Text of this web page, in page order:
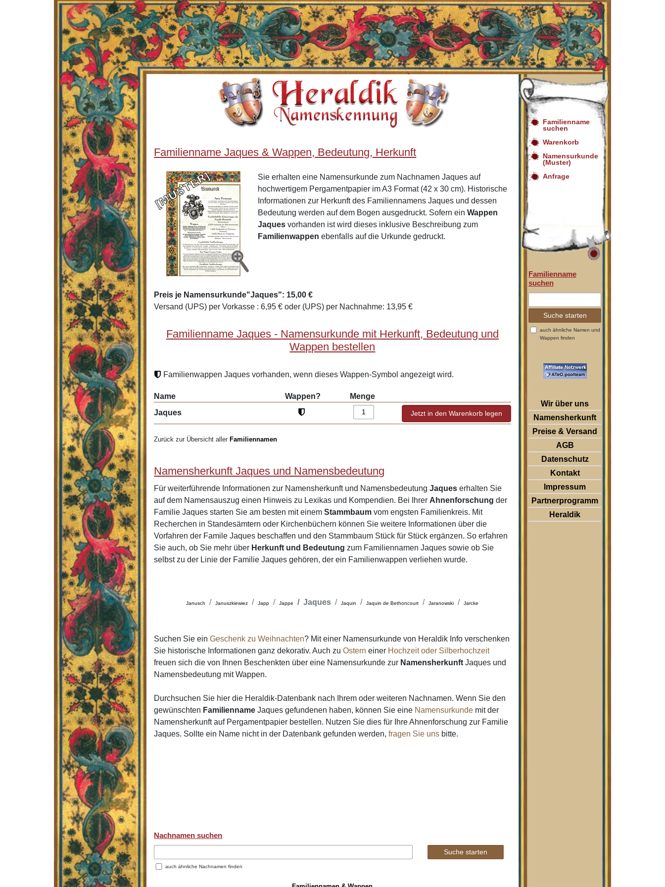
Familienname Jaques & Wappen, Bedeutung, Herkunft
Sie erhalten eine Namensurkunde zum Nachnamen Jaques auf
hochwertigem Pergamentpapier im A3 Format (42 x 30 cm). Historische
Informationen zur Herkunft des Familiennamens Jaques und dessen
Bedeutung werden auf dem Bogen ausgedruckt. Sofern einWappen
Jaques vorhanden ist wird dieses inklusive Beschreibung zum
Familienwappen ebenfalls auf die Urkunde gedruckt.
Preis je Namensurkunde"Jaques": 15,00 €
Versand (UPS) per Vorkasse : 6,95 € oder (UPS) per Nachnahme: 13,95 €
Familienname Jaques - Namensurkunde mit Herkunft, Bedeutung und
Wappen bestellen
Familienwappen Jaques vorhanden, wenn dieses Wappen-Symbol angezeigt wird.
Name Wappen?
Menge
Jaques
Zurück zur Übersicht aller Familiennamen
Namensherkunft Jaques und Namensbedeutung
Für weiterführende Informationen zur Namensherkunft und NamensbedeutungJaques erhalten Sie
auf dem Namensauszug einen Hinweis zu Lexikas und Kompendien. Bei Ihrer Ahnenforschung der
Familie Jaques starten Sie am besten mit einemStammbaum vom engsten Familienkreis. Mit
Recherchen in Standesämtern oder Kirchenbüchern können Sie weitere Informationen über die
Vorfahren der Famile Jaques beschaffen und den Stammbaum Stück für Stück ergänzen. So erfahren
Sie auch, ob Sie mehr über Herkunft und Bedeutung zum Familiennamen Jaques sowie ob Sie
selbst zu der Linie der Familie Jaques gehören, der ein Familienwappen verliehen wurde.
Janusch Januszkiewiez Japp Jappe Jaques Jaquin Jaquin de Bethoncourt Jaranowski Jarcke
Suchen Sie einGeschenk zu Weihnachten? Mit einer Namensurkunde von Heraldik Info verschenken
Sie historische Informationen ganz dekorativ. Auch zuOstern einer Hochzeit oder Silberhochzeit
freuen sich die von Ihnen Beschenkten über eine Namensurkunde zur Namensherkunft Jaques und
Namensbedeutung mit Wappen.
Durchsuchen Sie hier die Heraldik-Datenbank nach Ihrem oder weiteren Nachnamen. Wenn Sie den
gewünschten Familienname Jaques gefundenen haben, können Sie eine Namensurkunde mit der
Namensherkunft auf Pergamentpapier bestellen. Nutzen Sie dies für Ihre Ahnenforschung zur Familie
Jaques. Sollte ein Name nicht in der Datenbank gefunden werden,fragen Sie uns bitte.
Nachnamen suchen
auch ähnliche Nachnamen finden
Familienname
suchen
Warenkorb
Namensurkunde
(Muster)
Anfrage
Familienname
suchen
auch ähnliche Namen und
Wappen finden
Wir über uns
Namensherkunft
Preise & Versand
AGB
Datenschutz
Kontakt
Impressum
Partnerprogramm
Heraldik